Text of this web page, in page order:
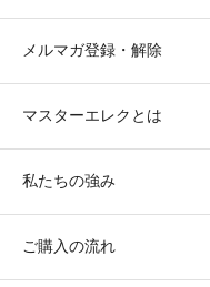
メルマガ登録・解除
マスターエレクとは
私たちの強み
ご購入の流れ